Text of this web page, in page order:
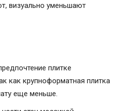
визуально уменьшают
плитке
как крупноформатная плитка
еще меньше.